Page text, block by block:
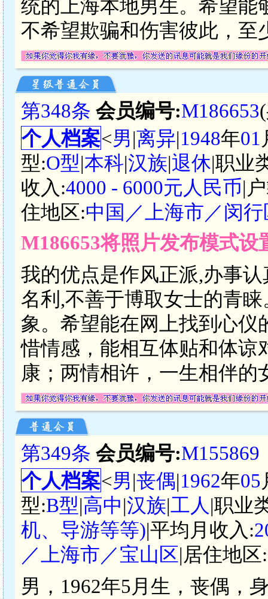
统的上海本地男生。希望能
不希望欺骗和伤害彼此，至
第348条 会员编号:M186653
个人档案<男|离异|1948年01
型:O型|本科|汉族|退休|职业
收入:4000 - 6000元人民币|
住地区:中国／上海市／闵行
M186653将照片发布模式
我的优点是作风正派,办事
名利,不善于博取女士的青
象。希望能在网上找到心仪
惜情感，能相互体贴和体谅
康；两情相许，一生相伴的
第349条 会员编号:M155869
个人档案<男|丧偶|1962年05
型:B型|高中|汉族|工人 |职业
机、导游等等)|平均月收入:
／上海市／宝山区|居住地区:
男，1962年5月生，丧偶，